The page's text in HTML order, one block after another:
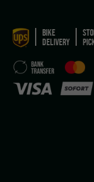
BIKE
DELIVERY